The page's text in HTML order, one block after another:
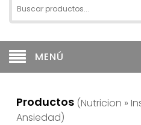
MENÚ
Productos (nutricion »
Ansiedad)